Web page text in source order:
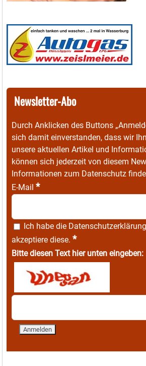
Newsletter-Abo
Durch Anklicken des Buttons
sich damit einverstanden, dass wir
unsere aktuellen Artikel und
können sich jederzeit von diesem
Informationen zum Datenschutz
E-Mail *
Ich habe die Datenschutzerklärung
akzeptiere diese. *
Bitte diesen Text hier unten eingeben: